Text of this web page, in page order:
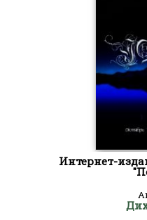
Интернет-